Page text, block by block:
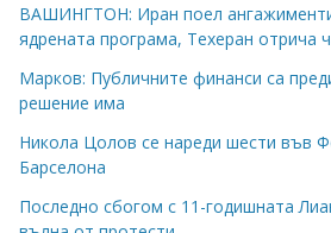
ВАШИНГТОН: Иран поел ангажименти
ядрената програма, Техеран отрича
Марков: Публичните финанси са
решение има
Никола Цолов се нареди шести във
Барселона
Последно сбогом с 11-годишната